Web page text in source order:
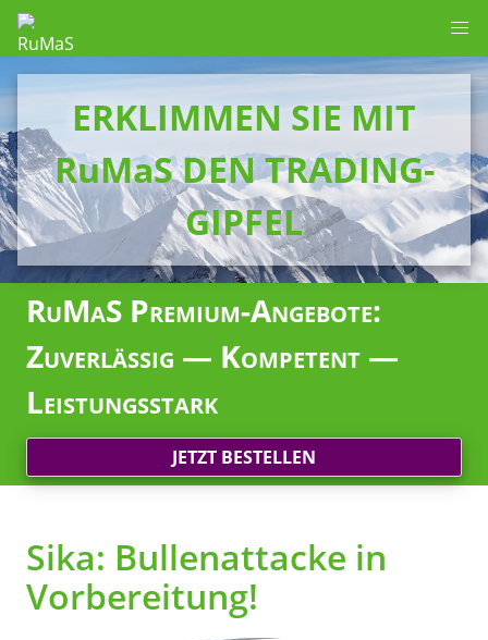
ERKLIMMEN SIE MIT
RuMaS DEN TRADING-
GIPFEL
RuMaS Premium-Angebote:
Zuverlässig — Kompetent —
Leistungsstark
JETZT BESTELLEN
Sika: Bullenattacke in
Vorbereitung!